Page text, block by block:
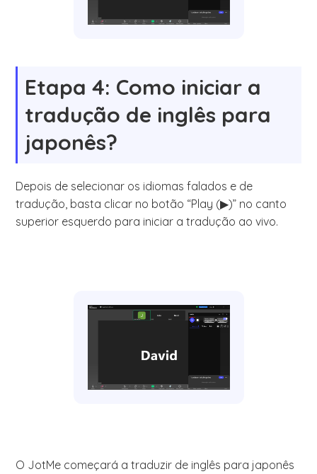
Etapa 4: Como iniciar a
tradução de inglês para
japonês?
Depois de selecionar os idiomas falados e de
tradução, basta clicar no botão “Play (▶)” no canto
superior esquerdo para iniciar a tradução ao vivo.
O JotMe começará a traduzir de inglês para japonês